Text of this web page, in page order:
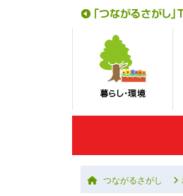
つながるさがし